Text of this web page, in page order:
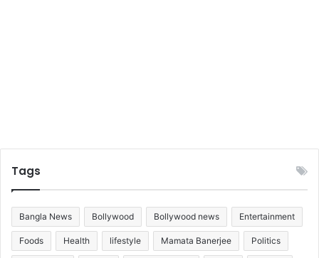
Tags
Bangla News Bollywood Bollywood news Entertainment
Foods Health lifestyle Mamata Banerjee Politics